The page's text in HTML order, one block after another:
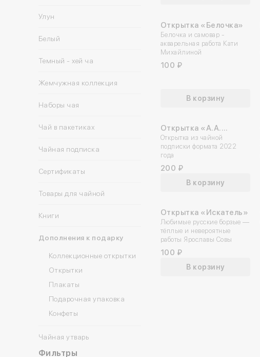
Улун
Белый
Темный - хей ча
Жемчужная коллекция
Наборы чая
Чай в пакетиках
Чайная подписка
Сертификаты
Товары для чайной
Книги
Дополнения к подарку
Коллекционные открытки
Открытки
Плакаты
Подарочная упаковка
Конфеты
Чайная утварь
Фильтры
Открытка «Белочка»
Белочка и самовар -
акварельная работа Кати
Михайлиной
100 ₽
В корзину
Открытка «А.А.
Вознесенский»
Открытка из чайной
подписки формата 2022
года
200 ₽
В корзину
Открытка «Искатель»
Любимые русские борзые —
тёплые и невероятные
работы Ярославы Совы
100 ₽
В корзину